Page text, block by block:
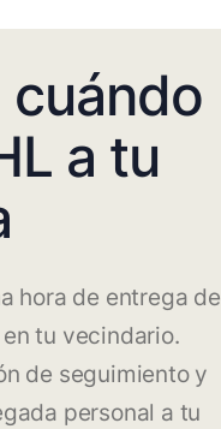
a tu
hora de entrega de
tu vecindario.
de seguimiento y
personal a tu